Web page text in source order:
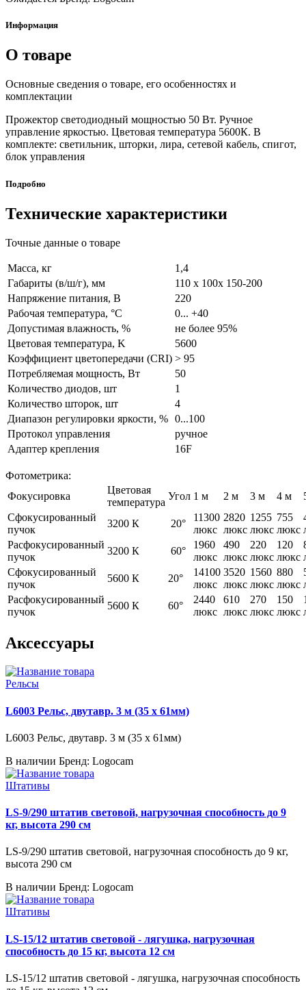
Информация
О товаре
Основные сведения о товаре, его особенностях и
комплектации
Прожектор светодиодный мощностью 50 Вт. Ручное
управление яркостью. Цветовая температура 5600К. В
комплекте: светильник, шторки, лира, сетевой кабель, спигот,
блок управления
Подробно
Технические характеристики
Точные данные о товаре
Масса, кг
1,4
Габариты (в/ш/г), мм
110 х 100х 150-200
Напряжение питания, В
220
Рабочая температура, °С
0... +40
Допустимая влажность, %
не более 95%
Цветовая температура, K
5600
Коэффициент цветопередачи (CRI) > 95
Потребляемая мощность, Вт
50
Количество диодов, шт
1
Количество шторок, шт
4
Диапазон регулировки яркости, % 0...100
Протокол управления
ручное
Адаптер крепления
16F
Фотометрика:
Фокусировка
Цветовая
температура
Угол 1 м 2 м 3 м 4 м
Сфокусированный
пучок
3200 К 20°
11300
люкс
2820
люкс
1255
люкс
755
люкс
Расфокусированный
пучок
3200 К 60°
1960
люкс
490
люкс
220
люкс
120
люкс
Сфокусированный
пучок
5600 К 20°
14100
люкс
3520
люкс
1560
люкс
880
люкс
Расфокусированный
пучок
5600 К 60°
2440
люкс
610
люкс
270
люкс
150
люкс
Аксессуары
Рельсы
L6003 Рельс, двутавр. 3 м (35 x 61мм)
L6003 Рельс, двутавр. 3 м (35 x 61мм)
В наличии Бренд: Logocam
Штативы
LS-9/290 штатив световой, нагрузочная способность до 9
кг, высота 290 см
LS-9/290 штатив световой, нагрузочная способность до 9 кг,
высота 290 см
В наличии Бренд: Logocam
Штативы
LS-15/12 штатив световой - лягушка, нагрузочная
способность до 15 кг, высота 12 см
LS-15/12 штатив световой - лягушка, нагрузочная способность